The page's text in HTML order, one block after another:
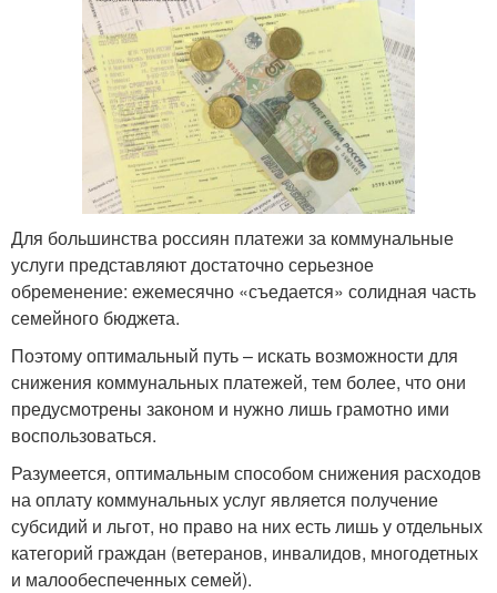
Для большинства россиян платежи за коммунальные
услуги представляют достаточно серьезное
обременение: ежемесячно «съедается» солидная часть
семейного бюджета.
Поэтому оптимальный путь – искать возможности для
снижения коммунальных платежей, тем более, что они
предусмотрены законом и нужно лишь грамотно ими
воспользоваться.
Разумеется, оптимальным способом снижения расходов
на оплату коммунальных услуг является получение
субсидий и льгот, но право на них есть лишь у отдельных
категорий граждан (ветеранов, инвалидов, многодетных
и малообеспеченных семей).